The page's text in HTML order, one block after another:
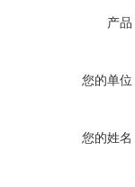
产品
您的单位
您的姓名